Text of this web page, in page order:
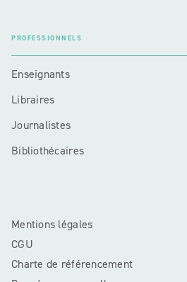
PROFESSIONNELS
Enseignants
Libraires
Journalistes
Bibliothécaires
Mentions légales
CGU
Charte de référencement